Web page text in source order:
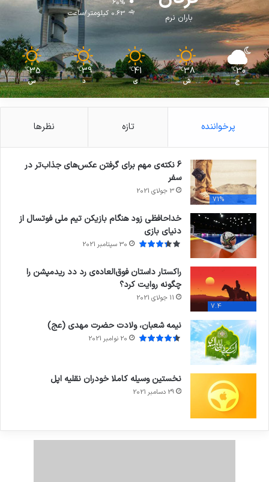
باران نرم
60%
0.63 کیلومتر/ساعت
30
℃
ج
38
℃
ش
41
℃
ی
39
℃
د
35
℃
س
پرخواننده تازه نظرها
71%
6 نکته‌ی مهم برای گرفتن عکس‌های جذاب‌تر در
سفر
3 جولای 2021
خداحافظی زود هنگام بازیکن تیم ملی فوتسال از
دنیای بازی
30 سپتامبر 2021
7.4
راکستار داستان فوق‌العاده‌ی رد دد ریدمپشن را
چگونه روایت کرد؟
11 جولای 2021
نیمه شعبان، ولادت حضرت مهدی (عج)
20 نوامبر 2021
نخستین وسیله کاملا خودران نقلیه اپل
29 دسامبر 2021